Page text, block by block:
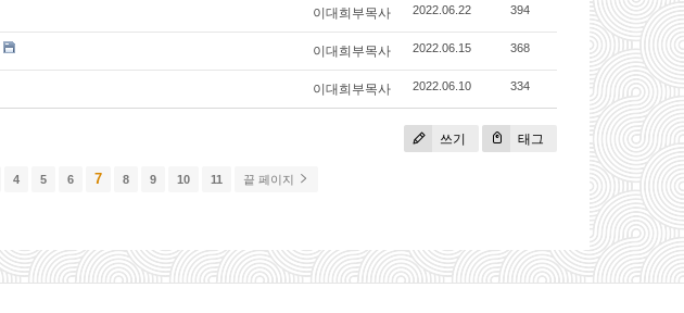
이대희부목사 2022.06.22 394
이대희부목사 2022.06.15 368
이대희부목사 2022.06.10 334
쓰기 태그
4 5 6 7 8 9 10 11 끝 페이지